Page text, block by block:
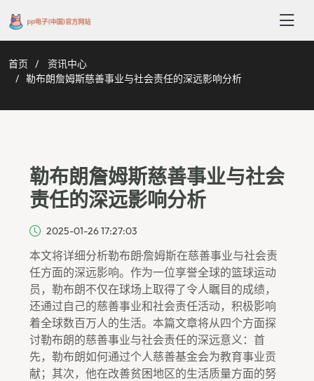
首页
资讯中心
勒布朗詹姆斯慈善事业与社会责任的深远影响分析
勒布朗詹姆斯慈善事业与社会
责任的深远影响分析
2025-01-26 17:27:03
本文将详细分析勒布朗·詹姆斯在慈善事业与社会责
任方面的深远影响。作为一位享誉全球的篮球运动
员，勒布朗不仅在球场上取得了令人瞩目的成绩，
还通过自己的慈善事业和社会责任活动，积极影响
着全球数百万人的生活。本篇文章将从四个方面探
讨勒布朗的慈善事业与社会责任的深远意义：首
先，勒布朗如何通过个人慈善基金会为教育事业贡
献；其次，他在改善贫困地区的生活质量方面的努